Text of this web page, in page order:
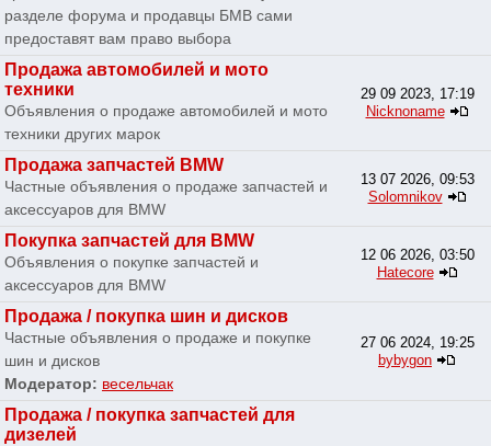
разделе форума и продавцы БМВ сами
предоставят вам право выбора
Продажа автомобилей и мото
техники
Объявления о продаже автомобилей и мото
техники других марок
29 09 2023, 17:19
Nicknoname
Продажа запчастей BMW
Частные объявления о продаже запчастей и
аксессуаров для BMW
13 07 2026, 09:53
Solomnikov
Покупка запчастей для BMW
Объявления о покупке запчастей и
аксессуаров для BMW
12 06 2026, 03:50
Hatecore
Продажа / покупка шин и дисков
Частные объявления о продаже и покупке
шин и дисков
Модератор: весельчак
27 06 2024, 19:25
bybygon
Продажа / покупка запчастей для
дизелей